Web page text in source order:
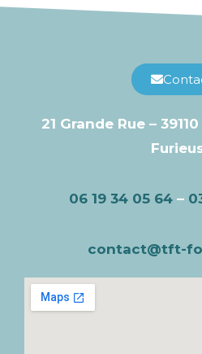
21 Grande Rue –
06 19 34 05 64 –
contact@tft-